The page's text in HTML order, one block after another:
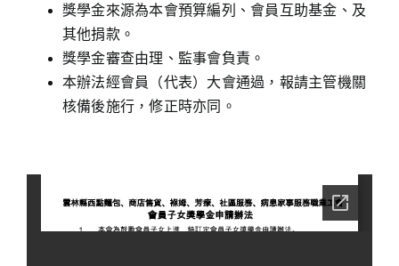
獎學金來源為本會預算編列、會員互助基金、及
其他捐款。
獎學金審查由理、監事會負責。
本辦法經會員（代表）大會通過，報請主管機關
核備後施行，修正時亦同。